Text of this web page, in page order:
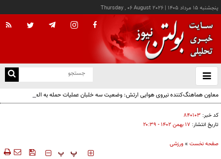
پنجشنبه ۱۵ مرداد ۱۴۰۵ |
Thursday , 06 August 2026
باز
و
معاون هماهنگ‌کننده نیروی هوایی ارتش: وضعیت سه خلبان عملیات حمله به العدید هنوز
مشخص نیست
کد خبر: ۸۴۰۱۰۳
تاریخ انتشار: ۱۷ بهمن ۱۴۰۲ - ۲۰:۳۹
صفحه نخست »ورزشی
‍‍‍ پ پ